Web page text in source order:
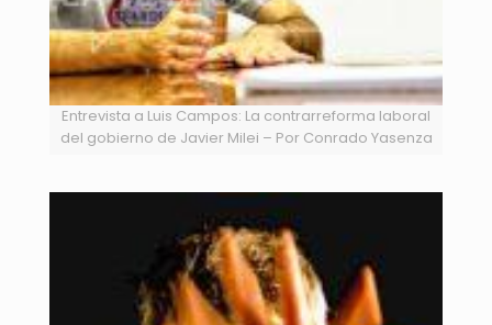
Entrevista a Luis Campos: La contrarreforma laboral
del gobierno de Javier Milei – Por Conrado Yasenza